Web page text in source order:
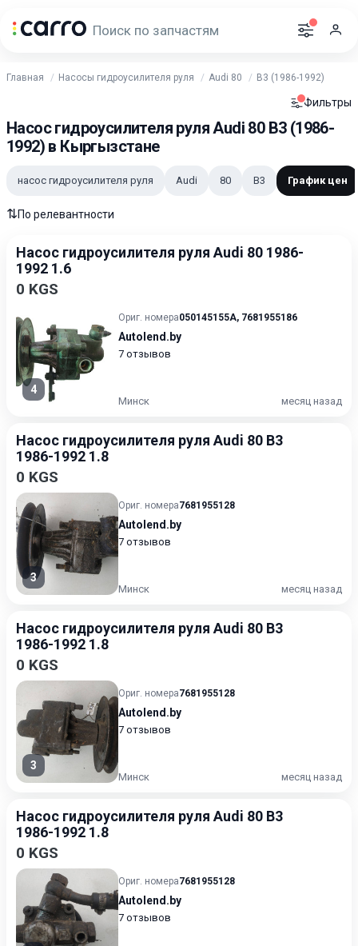
Главная Насосы гидроусилителя руля Audi 80 B3 (1986-1992)
Фильтры
Насос гидроусилителя руля Audi 80 B3 (1986-
1992) в Кыргызстане
насос гидроусилителя руля Audi 80 B3 График цен
⇅По релевантности
Насос гидроусилителя руля Audi 80 1986-
1992 1.6
0 KGS
4
Ориг. номера050145155A, 7681955186
Autolend.by
7 отзывов
Минск месяц назад
Насос гидроусилителя руля Audi 80 B3
1986-1992 1.8
0 KGS
3
Ориг. номера7681955128
Autolend.by
7 отзывов
Минск месяц назад
Насос гидроусилителя руля Audi 80 B3
1986-1992 1.8
0 KGS
3
Ориг. номера7681955128
Autolend.by
7 отзывов
Минск месяц назад
Насос гидроусилителя руля Audi 80 B3
1986-1992 1.8
0 KGS
Ориг. номера7681955128
Autolend.by
7 отзывов